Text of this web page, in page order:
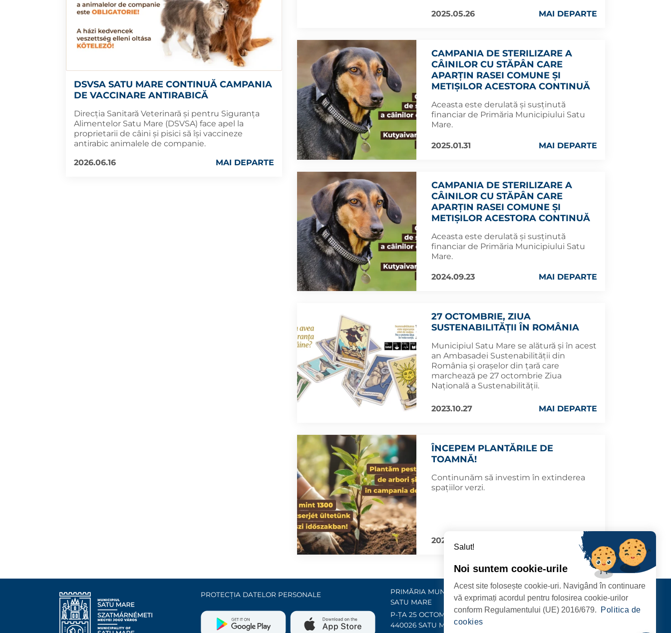
DSVSA SATU MARE CONTINUĂ CAMPANIA
DE VACCINARE ANTIRABICĂ
Direcția Sanitară Veterinară și pentru Siguranța
Alimentelor Satu Mare (DSVSA) face apel la
proprietarii de câini și pisici să își vaccineze
antirabic animalele de companie.
2026.06.16
MAI DEPARTE
2025.05.26
MAI DEPARTE
CAMPANIA DE STERILIZARE A
CÂINILOR CU STĂPÂN CARE
APARȚIN RASEI COMUNE ȘI
METIȘILOR ACESTORA CONTINUĂ
Aceasta este derulată și susținută
financiar de Primăria Municipiului Satu
Mare.
2025.01.31 MAI DEPARTE
CAMPANIA DE STERILIZARE A
CÂINILOR CU STĂPÂN CARE
APARȚIN RASEI COMUNE ȘI
METIȘILOR ACESTORA CONTINUĂ
Aceasta este derulată și susținută
financiar de Primăria Municipiului Satu
Mare.
2024.09.23 MAI DEPARTE
27 OCTOMBRIE, ZIUA
SUSTENABILITĂȚII ÎN ROMÂNIA
Municipiul Satu Mare se alătură și în acest
an Ambasadei Sustenabilității din
România și orașelor din țară care
marchează pe 27 octombrie Ziua
Națională a Sustenabilității.
2023.10.27 MAI DEPARTE
ÎNCEPEM PLANTĂRILE DE
TOAMNĂ!
Continunăm să investim în extinderea
spațiilor verzi.
2023.10.25 MAI DEPARTE
PROTECȚIA DATELOR PERSONALE
PRIMĂRIA MUNICIPIULUI
SATU MARE
P-ȚA 25 OCTOMBRIE, NR. 1 CORP M,
440026 SATU MARE
Contact
URMĂRIȚI-NE
Salut!
Noi suntem cookie-urile
Acest site folosește cookie-uri. Navigând în continuare
vă exprimați acordul pentru folosirea cookie-urilor
conform Regulamentului (UE) 2016/679.
Politica de
cookies